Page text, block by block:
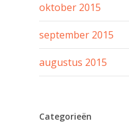
oktober 2015
september 2015
augustus 2015
Categorieën